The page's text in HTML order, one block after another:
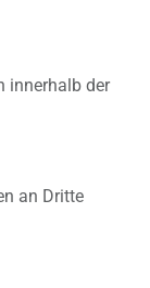
innerhalb der
an Dritte